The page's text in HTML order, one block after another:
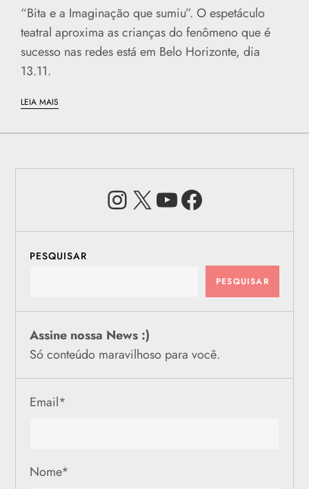
“Bita e a Imaginação que sumiu”. O espetáculo
teatral aproxima as crianças do fenômeno que é
sucesso nas redes está em Belo Horizonte, dia
13.11.
LEIA MAIS
Instagram
X Youtube
PESQUISAR
PESQUISAR
Assine nossa News :)
Só conteúdo maravilhoso para você.
Email*
Nome*